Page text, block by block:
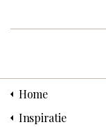
Home
Inspiratie